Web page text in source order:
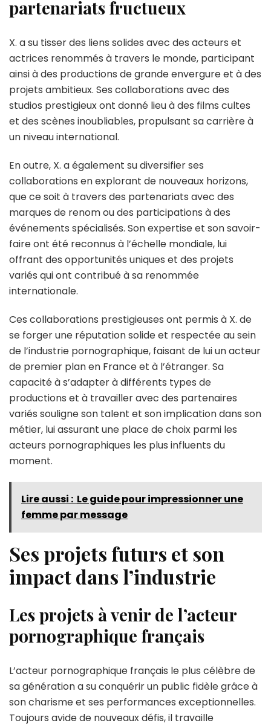
partenariats fructueux
X. a su tisser des liens solides avec des acteurs et
actrices renommés à travers le monde, participant
ainsi à des productions de grande envergure et à des
projets ambitieux. Ses collaborations avec des
studios prestigieux ont donné lieu à des films cultes
et des scènes inoubliables, propulsant sa carrière à
un niveau international.
En outre, X. a également su diversifier ses
collaborations en explorant de nouveaux horizons,
que ce soit à travers des partenariats avec des
marques de renom ou des participations à des
événements spécialisés. Son expertise et son savoir-
faire ont été reconnus à l’échelle mondiale, lui
offrant des opportunités uniques et des projets
variés qui ont contribué à sa renommée
internationale.
Ces collaborations prestigieuses ont permis à X. de
se forger une réputation solide et respectée au sein
de l’industrie pornographique, faisant de lui un acteur
de premier plan en France et à l’étranger. Sa
capacité à s’adapter à différents types de
productions et à travailler avec des partenaires
variés souligne son talent et son implication dans son
métier, lui assurant une place de choix parmi les
acteurs pornographiques les plus influents du
moment.
Lire aussi : Le guide pour impressionner une
femme par message
Ses projets futurs et son
impact dans l’industrie
Les projets à venir de l’acteur
pornographique français
L’acteur pornographique français le plus célèbre de
sa génération a su conquérir un public fidèle grâce à
son charisme et ses performances exceptionnelles.
Toujours avide de nouveaux défis, il travaille